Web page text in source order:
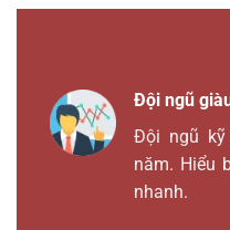
Đội ngũ
Đội ngũ kỹ
năm. Hiểu
nhanh.